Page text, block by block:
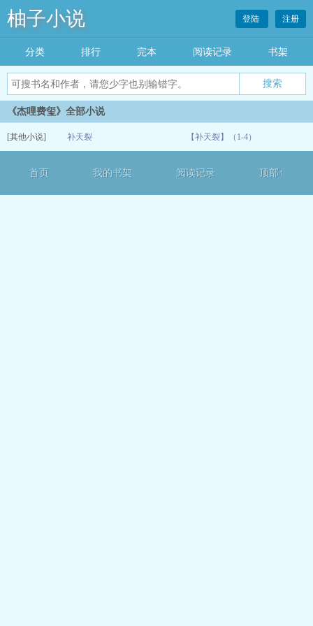
柚子小说 登陆 注册
分类 排行 完本 阅读记录 书架
《杰哩费玺》全部小说
[其他小说] 补天裂 【补天裂】（1-4）
首页 我的书架 阅读记录 顶部↑